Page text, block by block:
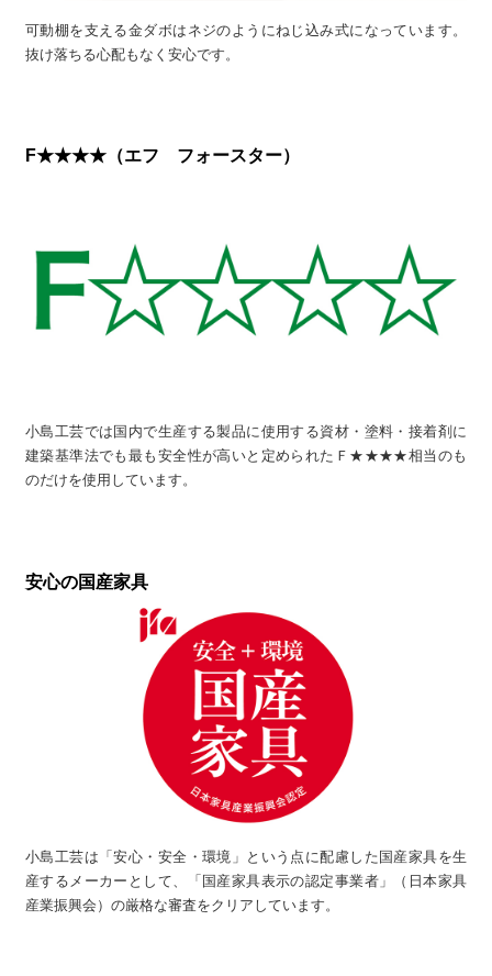
可動棚を支える金ダボはネジのようにねじ込み式になっています。
抜け落ちる心配もなく安心です。
F★★★★（エフ フォースター）
小島工芸では国内で生産する製品に使用する資材・塗料・接着剤に
建築基準法でも最も安全性が高いと定められたＦ★★★★相当のも
のだけを使用しています。
安心の国産家具
小島工芸は「安心・安全・環境」という点に配慮した国産家具を生
産するメーカーとして、「国産家具表示の認定事業者」（日本家具
産業振興会）の厳格な審査をクリアしています。